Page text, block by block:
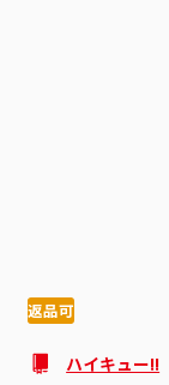
返品可
ハイキュー!!